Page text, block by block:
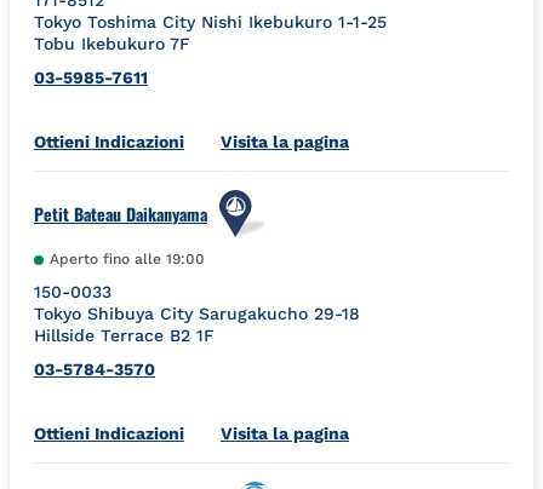
Tokyo Toshima City Nishi Ikebukuro 1-1-25
Tobu Ikebukuro 7F
03-5985-7611
Ottieni IndicazioniLink Opens in New Tab
Visita la pagina
Petit Bateau Daikanyama
Aperto fino alle 19:00
150-0033
Tokyo Shibuya City Sarugakucho 29-18
Hillside Terrace B2 1F
03-5784-3570
Ottieni IndicazioniLink Opens in New Tab
Visita la pagina